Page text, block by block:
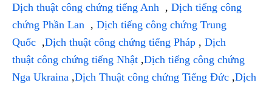
Dịch thuật công chứng tiếng Anh , Dịch tiếng công
chứng Phần Lan , Dịch tiếng công chứng Trung
Quốc ,Dịch thuật công chứng tiếng Pháp , Dịch
thuật công chứng tiếng Nhật ,Dịch tiếng công chứng
Nga Ukraina ,Dịch Thuật công chứng Tiếng Đức ,Dịch